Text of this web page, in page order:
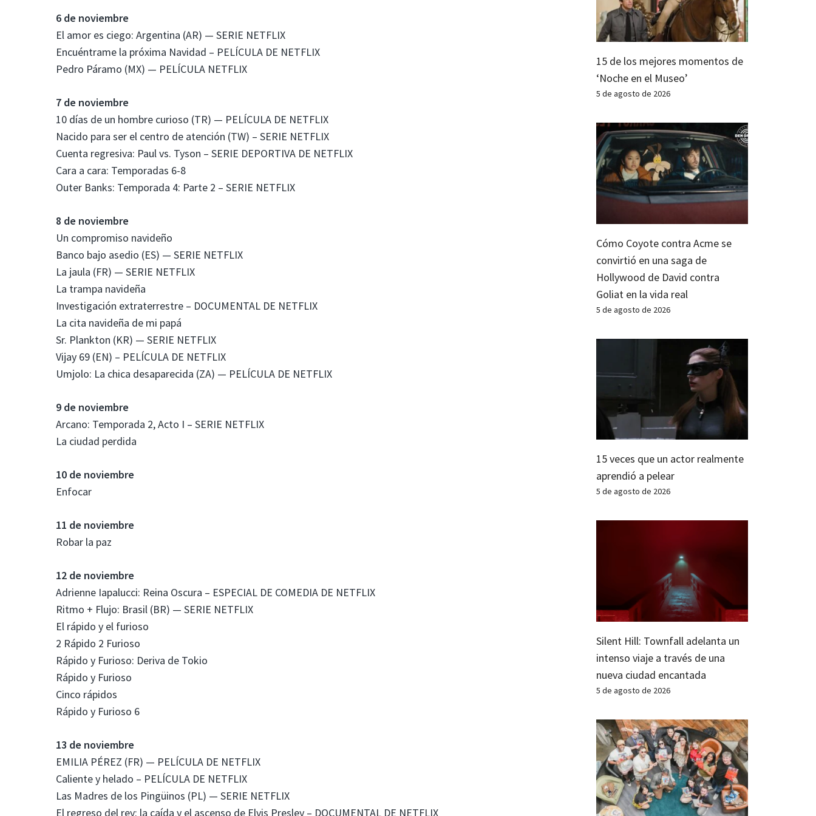
6 de noviembre
El amor es ciego: Argentina (AR) — SERIE NETFLIX
Encuéntrame la próxima Navidad – PELÍCULA DE NETFLIX
Pedro Páramo (MX) — PELÍCULA NETFLIX
7 de noviembre
10 días de un hombre curioso (TR) — PELÍCULA DE NETFLIX
Nacido para ser el centro de atención (TW) – SERIE NETFLIX
Cuenta regresiva: Paul vs. Tyson – SERIE DEPORTIVA DE NETFLIX
Cara a cara: Temporadas 6-8
Outer Banks: Temporada 4: Parte 2 – SERIE NETFLIX
8 de noviembre
Un compromiso navideño
Banco bajo asedio (ES) — SERIE NETFLIX
La jaula (FR) — SERIE NETFLIX
La trampa navideña
Investigación extraterrestre – DOCUMENTAL DE NETFLIX
La cita navideña de mi papá
Sr. Plankton (KR) — SERIE NETFLIX
Vijay 69 (EN) – PELÍCULA DE NETFLIX
Umjolo: La chica desaparecida (ZA) — PELÍCULA DE NETFLIX
9 de noviembre
Arcano: Temporada 2, Acto I – SERIE NETFLIX
La ciudad perdida
10 de noviembre
Enfocar
11 de noviembre
Robar la paz
12 de noviembre
Adrienne Iapalucci: Reina Oscura – ESPECIAL DE COMEDIA DE NETFLIX
Ritmo + Flujo: Brasil (BR) — SERIE NETFLIX
El rápido y el furioso
2 Rápido 2 Furioso
Rápido y Furioso: Deriva de Tokio
Rápido y Furioso
Cinco rápidos
Rápido y Furioso 6
13 de noviembre
EMILIA PÉREZ (FR) — PELÍCULA DE NETFLIX
Caliente y helado – PELÍCULA DE NETFLIX
Las Madres de los Pingüinos (PL) — SERIE NETFLIX
El regreso del rey: la caída y el ascenso de Elvis Presley – DOCUMENTAL DE NETFLIX
15 de los mejores momentos de
‘Noche en el Museo’
5 de agosto de 2026
Cómo Coyote contra Acme se
convirtió en una saga de
Hollywood de David contra
Goliat en la vida real
5 de agosto de 2026
15 veces que un actor realmente
aprendió a pelear
5 de agosto de 2026
Silent Hill: Townfall adelanta un
intenso viaje a través de una
nueva ciudad encantada
5 de agosto de 2026